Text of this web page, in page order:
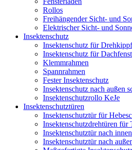
Rollos
Freihängender Sicht- und
Elektrischer Sicht- und
Insektenschutz
Insektenschutz für
Insektenschutz für
Klemmrahmen
Spannrahmen
Fester Insektenschutz
Insektenschutz nach außen
Insektenschutzrollo KeJe
Insektenschutztüren
Insektenschutztür für
Insektenschutzdrehtüren für
Insektenschutztür nach
Insektenschutztür nach